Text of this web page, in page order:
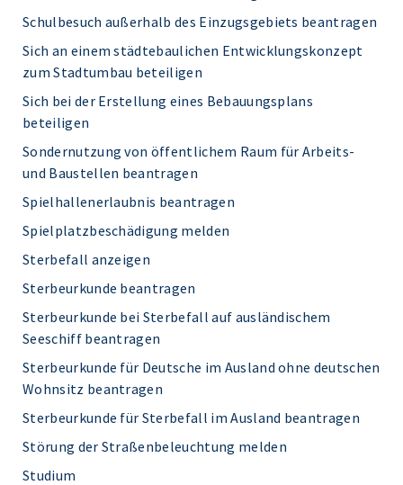
Schulbesuch außerhalb des Einzugsgebiets beantragen
Sich an einem städtebaulichen Entwicklungskonzept
zum Stadtumbau beteiligen
Sich bei der Erstellung eines Bebauungsplans
beteiligen
Sondernutzung von öffentlichem Raum für Arbeits-
und Baustellen beantragen
Spielhallenerlaubnis beantragen
Spielplatzbeschädigung melden
Sterbefall anzeigen
Sterbeurkunde beantragen
Sterbeurkunde bei Sterbefall auf ausländischem
Seeschiff beantragen
Sterbeurkunde für Deutsche im Ausland ohne deutschen
Wohnsitz beantragen
Sterbeurkunde für Sterbefall im Ausland beantragen
Störung der Straßenbeleuchtung melden
Studium